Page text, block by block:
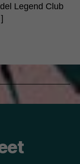
Legend Club